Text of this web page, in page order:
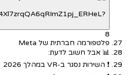
8
פלטפורמה חברתית של Meta
📊 אבל חשוב לדעת:
❗ השירות נסגר ב-VR במהלך 2026